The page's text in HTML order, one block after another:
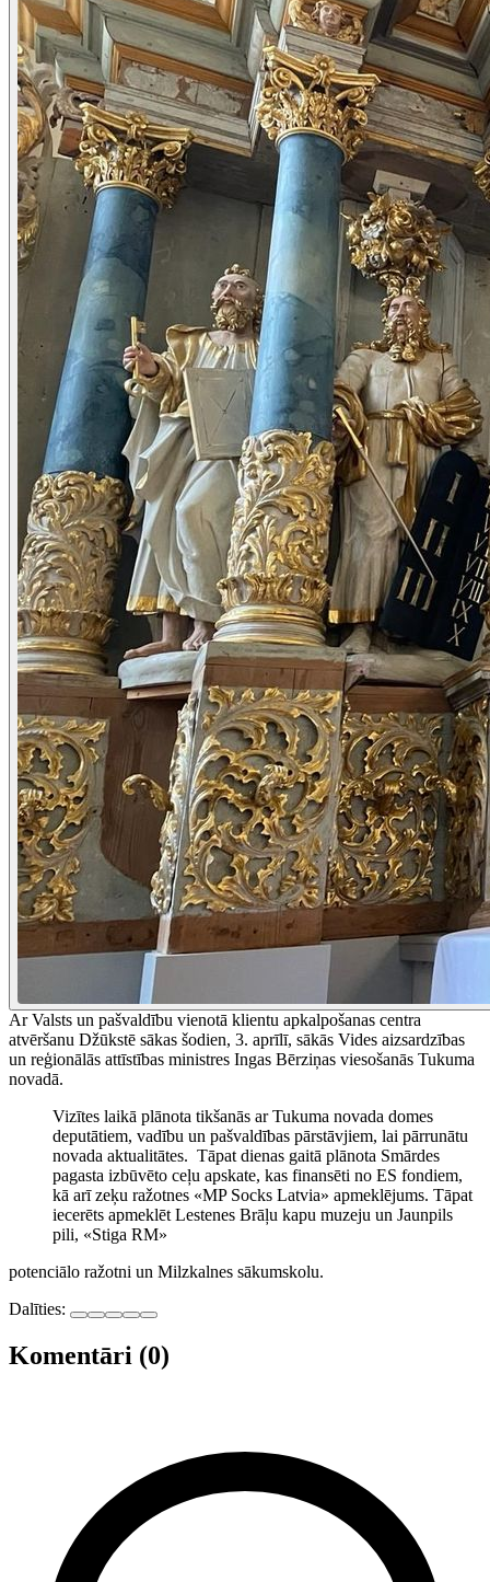
Ar Valsts un pašvaldību vienotā klientu apkalpošanas centra
atvēršanu Džūkstē sākas šodien, 3. aprīlī, sākās Vides aizsardzības
un reģionālās attīstības ministres Ingas Bērziņas viesošanās Tukuma
novadā.
Vizītes laikā plānota tikšanās ar Tukuma novada domes
deputātiem, vadību un pašvaldības pārstāvjiem, lai pārrunātu
novada aktualitātes. Tāpat dienas gaitā plānota Smārdes
pagasta izbūvēto ceļu apskate, kas finansēti no ES fondiem,
kā arī zeķu ražotnes «MP Socks Latvia» apmeklējums. Tāpat
iecerēts apmeklēt Lestenes Brāļu kapu muzeju un Jaunpils
pili, «Stiga RM»
potenciālo ražotni un Milzkalnes sākumskolu.
Dalīties:
Komentāri (0)